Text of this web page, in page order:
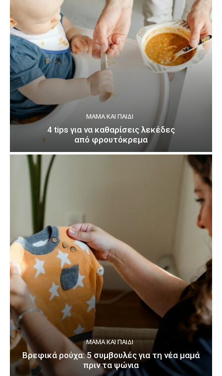
ΜΑΜΆ ΚΑΙ ΠΑΙΔΊ
4 tips για να καθαρίσεις λεκέδες
από φρουτόκρεμα
ΜΑΜΆ ΚΑΙ ΠΑΙΔΊ
Βρεφικά ρούχα: 5 συμβουλές για τη νέα μαμά
πριν τα ψώνια